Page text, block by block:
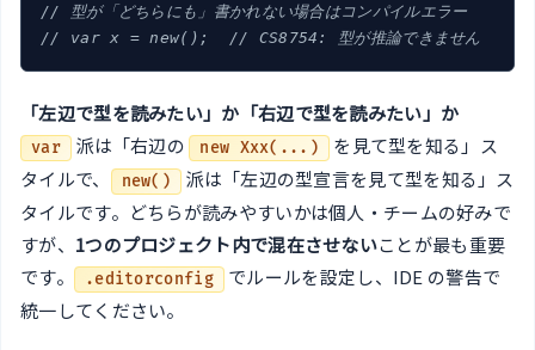
// 型が「どちらにも」書かれない場合はコンパイルエラー
// var x = new();  // CS8754: 型が推論できません
「左辺で型を読みたい」か「右辺で型を読みたい」か
var 派は「右辺の new Xxx(...)
を見て型を知る」ス
タイルで、
new()
派は「左辺の型宣言を見て型を知る」ス
タイルです。どちらが読みやすいかは個人・チームの好みで
すが、 1つのプロジェクト内で混在させないことが最も重要
です。
.editorconfig でルールを設定し、IDE の警告で
統一してください。